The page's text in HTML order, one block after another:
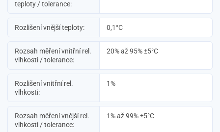
teploty / tolerance:
Rozlišení vnější teploty: 0,1°C
Rozsah měření vnitřní rel.
vlhkosti / tolerance:
20% až 95% ±5°C
Rozlišení vnitřní rel.
vlhkosti:
1%
Rozsah měření vnější rel.
vlhkosti / tolerance:
1% až 99% ±5°C